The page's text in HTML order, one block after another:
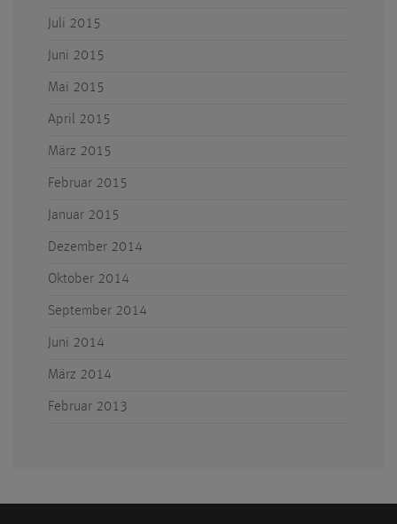
Juli 2015
Juni 2015
Mai 2015
April 2015
März 2015
Februar 2015
Januar 2015
Dezember 2014
Oktober 2014
September 2014
Juni 2014
März 2014
Februar 2013